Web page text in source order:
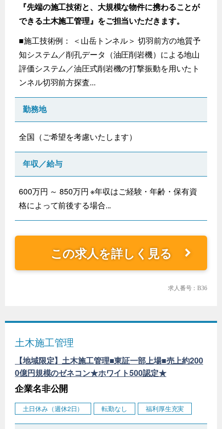
『先端の施工技術と、大規模な物件に携わることが
できる土木施工管理』をご担当いただきます。
■施工技術例： ＜山岳トンネル＞ 切羽前方の地質予
知システム／削孔データ（油圧削岩機）による地山
評価システム／油圧式削岩機の打撃振動を用いたト
ンネル切羽前方探査...
勤務地
全国（ご希望を考慮いたします）
年収／給与
600万円 ～ 850万円 ※年収はご経験・年齢・保有資
格によって前後する場合...
この求人を詳しく見る
求人番号：B36
土木施工管理
【地域限定】土木施工管理■東証一部上場■売上約200
0億円規模のゼネコン★ホワイト500認定★
企業名非公開
土日休み（週休2日） 転勤なし 福利厚生充実